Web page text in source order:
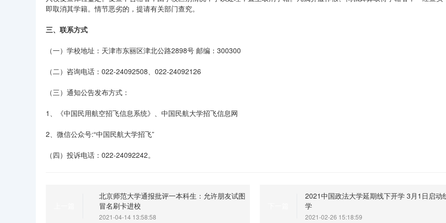
即取消其学籍。情节恶劣的，提请有关部门查究。
三、联系方式
（一）学校地址：天津市东丽区津北公路2898号 邮编：300300
（二）咨询电话：022-24092508、022-24092126
（三）通知公告发布方式：
1、《中国民用航空招飞信息系统》、中国民航大学招飞信息网
2、微信公众号:“中国民航大学招飞”
（四）投诉电话：022-24092242。
北京师范大学通报批评一本科生：允许朋友试图
冒名刷卡进校
2021-04-14 13:58:58
2021中国政法大学延期线下开学 3月1日启动
学
2021-02-26 15:18:59